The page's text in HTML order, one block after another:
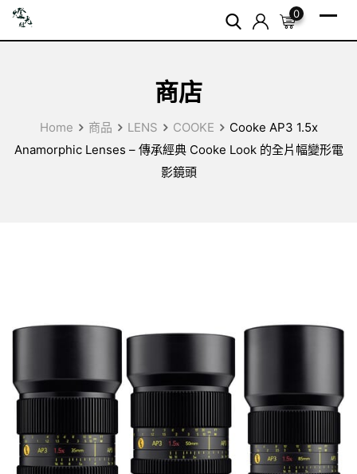
Skip
0
商店
Home 商品 LENS COOKE
Cooke AP3 1.5x
Anamorphic Lenses – 傳承經典 Cooke Look 的全片幅變形電
影鏡頭